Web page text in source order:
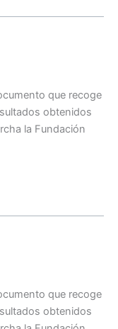
que recoge
obtenidos
la Fundación
que recoge
obtenidos